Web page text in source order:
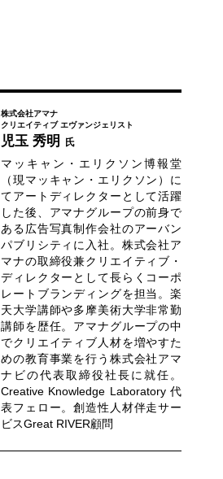
株式会社アマナ
クリエイティブ エヴァンジェリスト
児玉 秀明 氏
マッキャン・エリクソン博報堂
（現マッキャン・エリクソン）に
てアートディレクターとして活躍
した後、アマナグループの前身で
ある広告写真制作会社のアーバン
パブリシティに入社。株式会社ア
マナの取締役兼クリエイティブ・
ディレクターとして長らくコーポ
レートブランディングを担当。楽
天大学講師や多摩美術大学非常勤
講師を歴任。アマナグループの中
でクリエイティブ人材を増やすた
めの教育事業を行う株式会社アマ
ナビの代表取締役社長に就任。
Creative Knowledge Laboratory 代
表フェロー。創造性人材伴走サー
ビスGreat RIVER顧問